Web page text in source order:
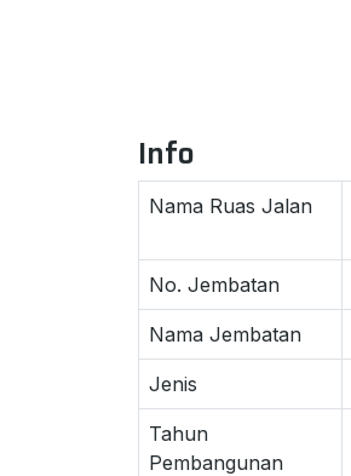
Info
Nama Ruas Jalan
No. Jembatan
Nama Jembatan
Jenis
Tahun
Pembangunan